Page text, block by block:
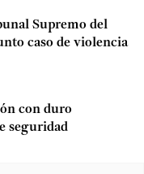
Supremo del
caso de violencia
con duro
seguridad